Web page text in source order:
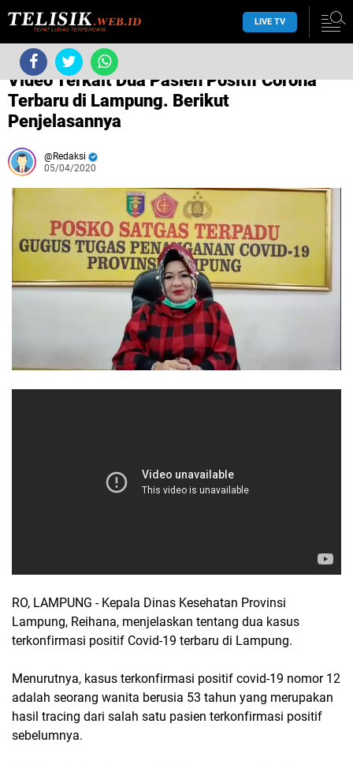
LIVE TV
/dinkes provinsi lampung
Video Terkait Dua Pasien Positif Corona
Terbaru di Lampung. Berikut
Penjelasannya
Redaksi
05/04/2020
RO, LAMPUNG - Kepala Dinas Kesehatan Provinsi
Lampung, Reihana, menjelaskan tentang dua kasus
terkonfirmasi positif Covid-19 terbaru di Lampung.
Menurutnya, kasus terkonfirmasi positif covid-19 nomor 12
adalah seorang wanita berusia 53 tahun yang merupakan
hasil tracing dari salah satu pasien terkonfirmasi positif
sebelumnya.